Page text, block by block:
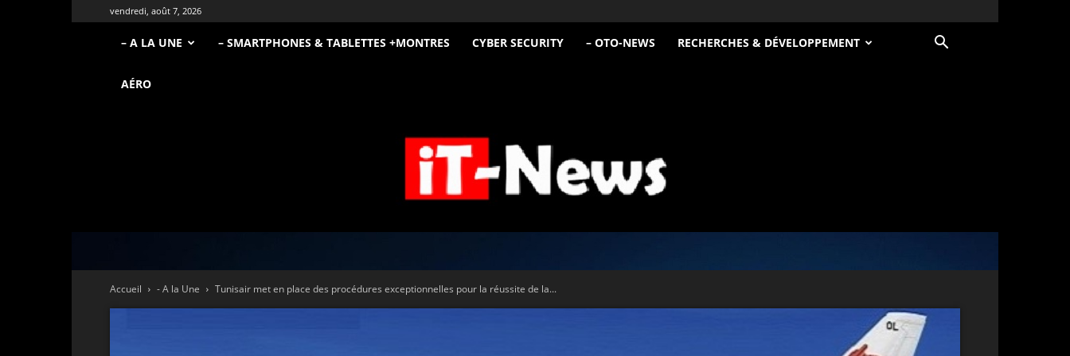
vendredi, août 7, 2026
– A LA UNE – SMARTPHONES & TABLETTES +MONTRES CYBER SECURITY – OTO-NEWS RECHERCHES & DÉVELOPPEMENT
AÉRO
iT
Accueil
- A la Une Tunisair met en place des procédures exceptionnelles pour la réussite de la...